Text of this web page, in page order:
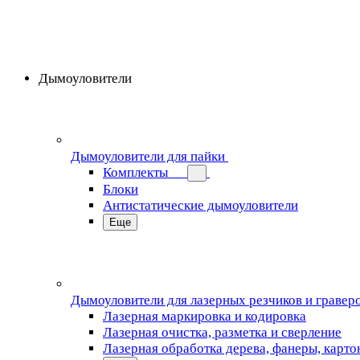
Дымоуловители
Дымоуловители для пайки
Комплекты
Блоки
Антистатические дымоуловители
Еще
Дымоуловители для лазерных резчиков и
Лазерная маркировка и кодировка
Лазерная очистка, разметка и сверление
Лазерная обработка дерева, фанеры,